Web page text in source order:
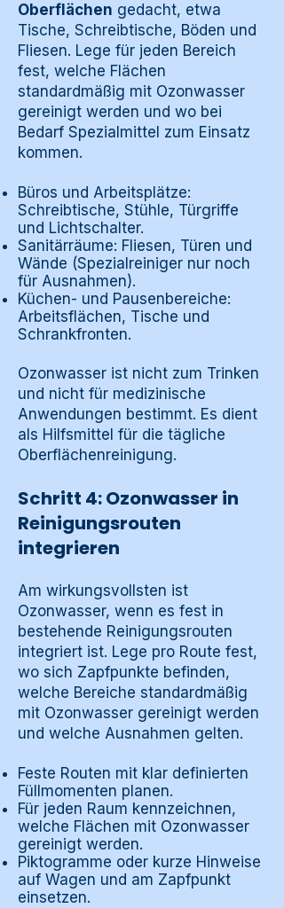
Oberflächen gedacht, etwa
Tische, Schreibtische, Böden und
Fliesen. Lege für jeden Bereich
fest, welche Flächen
standardmäßig mit Ozonwasser
gereinigt werden und wo bei
Bedarf Spezialmittel zum Einsatz
kommen.
Büros und Arbeitsplätze:
Schreibtische, Stühle, Türgriffe
und Lichtschalter.
Sanitärräume: Fliesen, Türen und
Wände (Spezialreiniger nur noch
für Ausnahmen).
Küchen- und Pausenbereiche:
Arbeitsflächen, Tische und
Schrankfronten.
Ozonwasser ist nicht zum Trinken
und nicht für medizinische
Anwendungen bestimmt. Es dient
als Hilfsmittel für die tägliche
Oberflächenreinigung.
Schritt 4: Ozonwasser in
Reinigungsrouten
integrieren
Am wirkungsvollsten ist
Ozonwasser, wenn es fest in
bestehende Reinigungsrouten
integriert ist. Lege pro Route fest,
wo sich Zapfpunkte befinden,
welche Bereiche standardmäßig
mit Ozonwasser gereinigt werden
und welche Ausnahmen gelten.
Feste Routen mit klar definierten
Füllmomenten planen.
Für jeden Raum kennzeichnen,
welche Flächen mit Ozonwasser
gereinigt werden.
Piktogramme oder kurze Hinweise
auf Wagen und am Zapfpunkt
einsetzen.